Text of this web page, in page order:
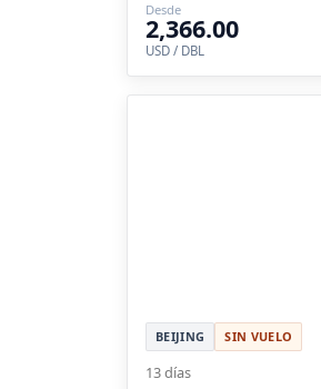
Desde
2,366.00
USD / DBL
BEIJING SIN VUELO
13 días